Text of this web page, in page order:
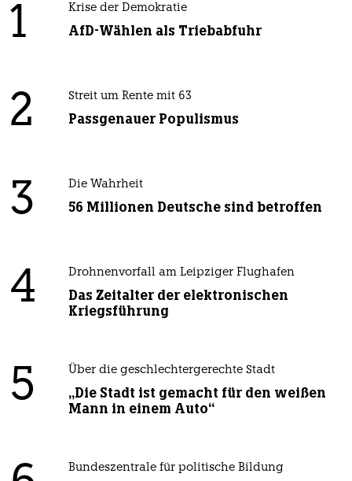
1 Krise der Demokratie
AfD-Wählen als Triebabfuhr
2 Streit um Rente mit 63
Passgenauer Populismus
3 Die Wahrheit
56 Millionen Deutsche sind betroffen
4 Drohnenvorfall am Leipziger Flughafen
Das Zeitalter der elektronischen
Kriegsführung
5 Über die geschlechtergerechte Stadt
„Die Stadt ist gemacht für den weißen
Mann in einem Auto“
Bundeszentrale für politische Bildung